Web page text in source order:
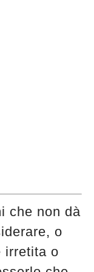
è in
che non dà
o
irretita o